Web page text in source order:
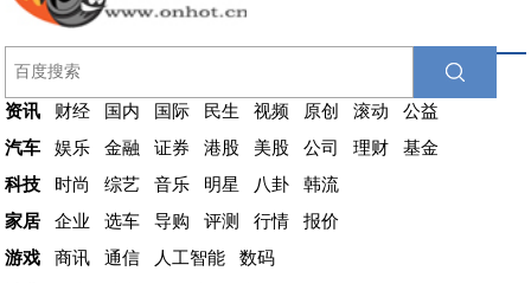
资讯 财经 国内 国际 民生 视频 原创 滚动
公益
汽车
娱乐 金融 证券 港股 美股 公司 理财
基金
科技
时尚 综艺 音乐 明星 八卦
韩流
家居
企业 选车 导购 评测 行情
报价
游戏
商讯 通信 人工智能
数码